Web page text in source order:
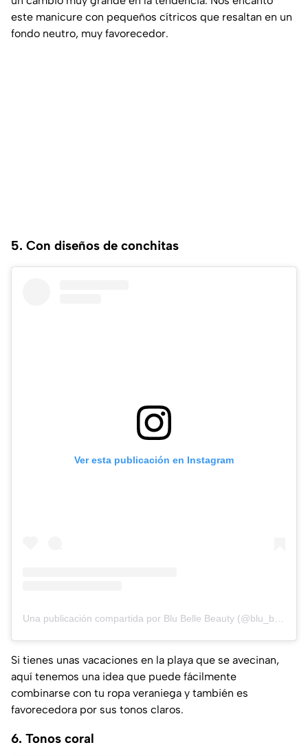
este manicure con pequeños cítricos que resaltan en un
fondo neutro, muy favorecedor.
5. Con diseños de conchitas
Ver esta publicación en Instagram
Si tienes unas vacaciones en la playa que se avecinan,
aquí tenemos una idea que puede fácilmente
combinarse con tu ropa veraniega y también es
favorecedora por sus tonos claros.
6. Tonos coral